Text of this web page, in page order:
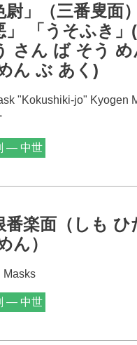
尉」（三番叟
」 「うそふき
さん ば そう
ん ぶ あく)
"Kokushiki-jo" Kyogen
— 中世
番楽面（しも
ん）
Masks
— 中世